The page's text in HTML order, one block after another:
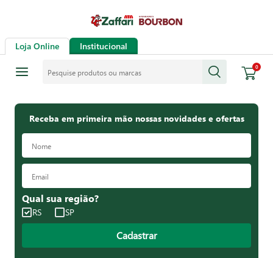
Loja Online Institucional
0
Receba em primeira mão nossas novidades e ofertas
Qual sua região?
RS SP
Cadastrar